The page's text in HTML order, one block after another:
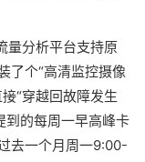
量分析平台支持原
了个“高清监控摄像
“穿越回故障发生
到的每周一早高峰卡
去一个月周一9:00-